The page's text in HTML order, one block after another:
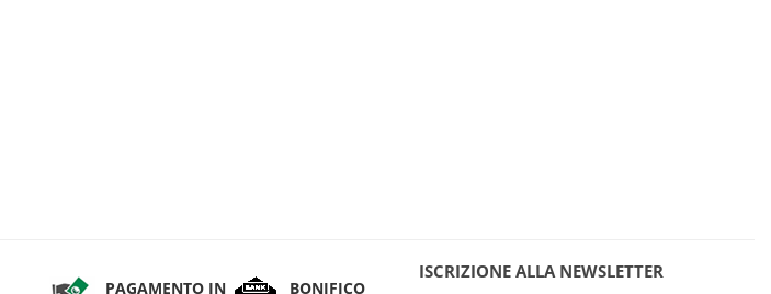
PAGAMENTO IN BONIFICO
ISCRIZIONE ALLA NEWSLETTER